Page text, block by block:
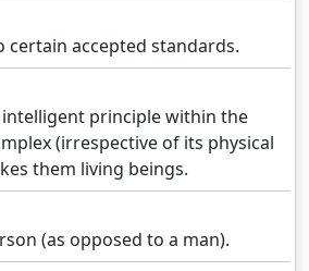
certain accepted standards.
intelligent principle within the
(irrespective of its physical
them living beings.
(as opposed to a man).